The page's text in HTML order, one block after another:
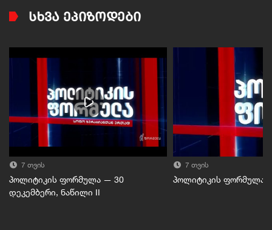
ᲡᲮᲕᲐ ᲔᲞᲘᲖᲝᲓᲔᲑᲘ
7 თვის
პოლიტიკის ფორმულა — 30
დეკემბერი, ნაწილი II
7 თვის
პოლიტიკის ფორმულა